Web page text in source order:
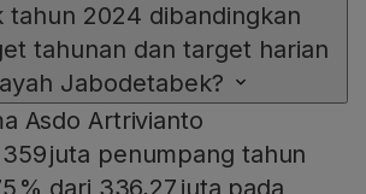
tahun 2024 dibandingkan
tahunan dan target harian
Jabodetabek?
Asdo Artrivianto
juta penumpang tahun